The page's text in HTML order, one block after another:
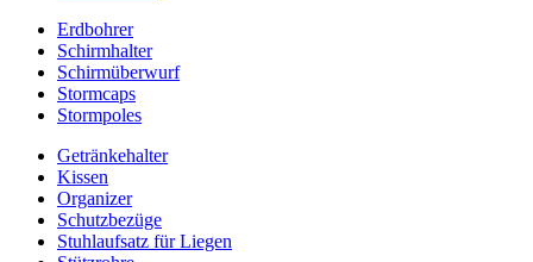
Erdbohrer
Schirmhalter
Schirmüberwurf
Stormcaps
Stormpoles
Getränkehalter
Kissen
Organizer
Schutzbezüge
Stuhlaufsatz für Liegen